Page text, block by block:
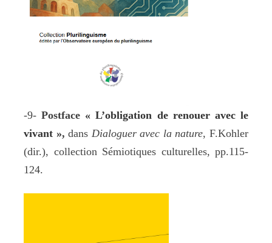
-9-Postface « L’obligation de renouer avec le
vivant », dans Dialoguer avec la nature, F.Kohler
(dir.), collection Sémiotiques culturelles, pp.115-
124.